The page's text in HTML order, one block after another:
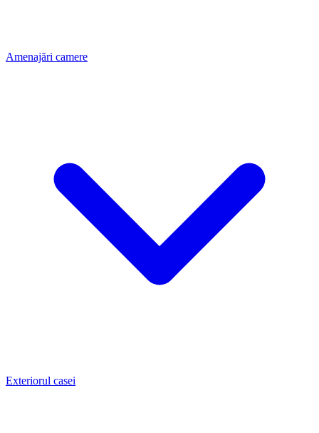
Amenajări camere
Exteriorul casei